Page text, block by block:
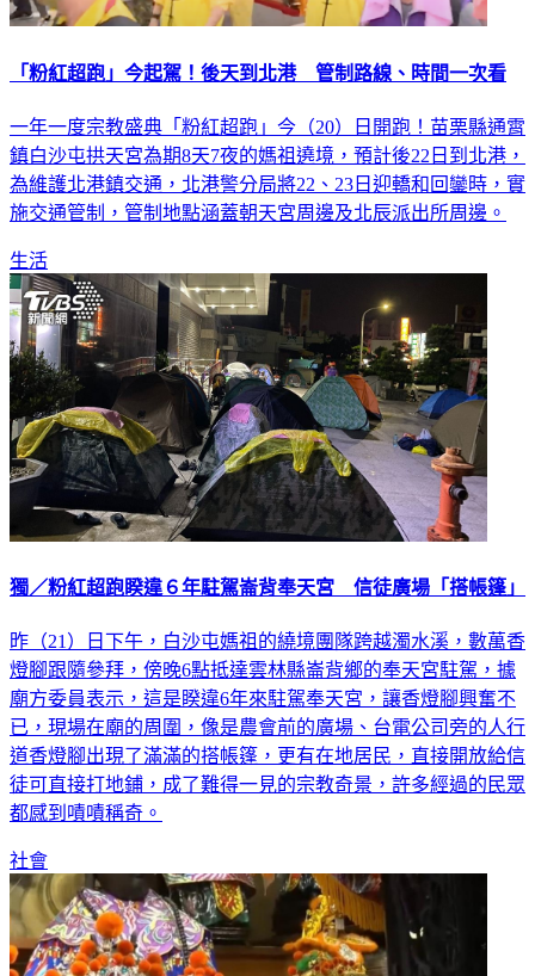
「粉紅超跑」今起駕！後天到北港 管制路線、時間一次看
一年一度宗教盛典「粉紅超跑」今（20）日開跑！苗栗縣通霄
鎮白沙屯拱天宮為期8天7夜的媽祖遶境，預計後22日到北港，
為維護北港鎮交通，北港警分局將22、23日迎轎和回鑾時，實
施交通管制，管制地點涵蓋朝天宮周邊及北辰派出所周邊。
生活
獨／粉紅超跑睽違６年駐駕崙背奉天宮 信徒廣場「搭帳篷」
昨（21）日下午，白沙屯媽祖的繞境團隊跨越濁水溪，數萬香
燈腳跟隨參拜，傍晚6點抵達雲林縣崙背鄉的奉天宮駐駕，據
廟方委員表示，這是睽違6年來駐駕奉天宮，讓香燈腳興奮不
已，現場在廟的周圍，像是農會前的廣場、台電公司旁的人行
道香燈腳出現了滿滿的搭帳篷，更有在地居民，直接開放給信
徒可直接打地鋪，成了難得一見的宗教奇景，許多經過的民眾
都感到嘖嘖稱奇。
社會